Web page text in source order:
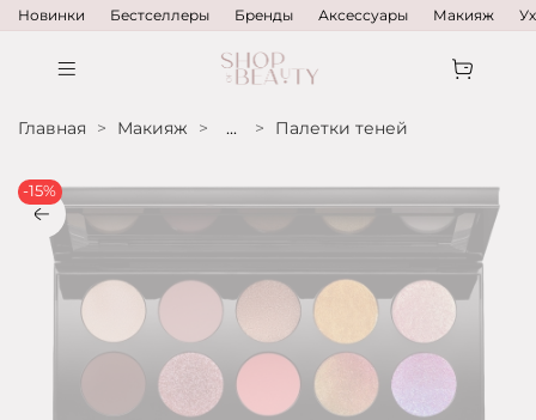
Новинки Бестселлеры Бренды Аксессуары Макияж
Главная Макияж ... Палетки теней
-15%